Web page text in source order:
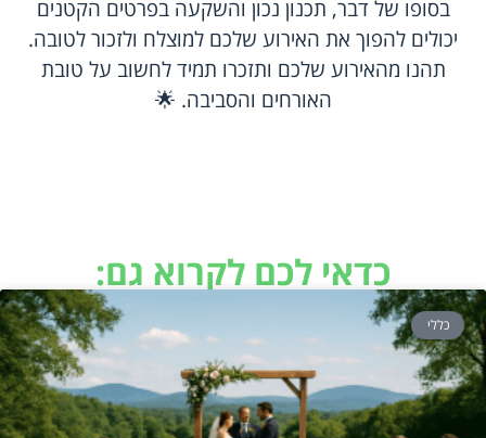
בסופו של דבר, תכנון נכון והשקעה בפרטים הקטנים
יכולים להפוך את האירוע שלכם למוצלח ולזכור לטובה.
תהנו מהאירוע שלכם ותזכרו תמיד לחשוב על טובת
האורחים והסביבה. 🌟
כדאי לכם לקרוא גם:
כללי